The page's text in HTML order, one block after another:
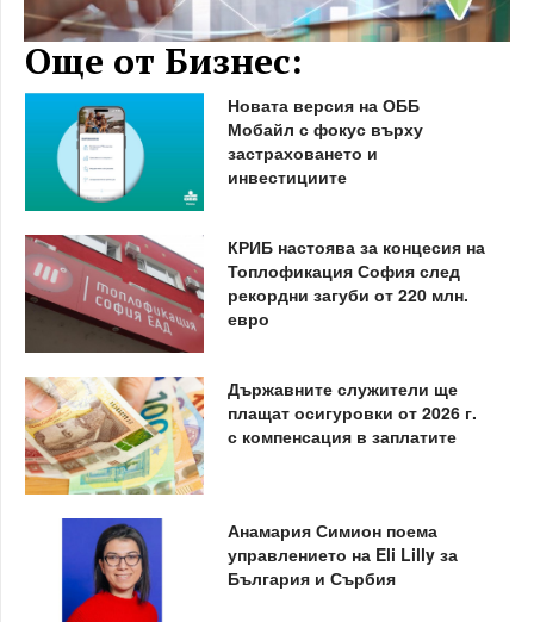
Още от Бизнес:
Новата версия на ОББ
Мобайл с фокус върху
застраховането и
инвестициите
КРИБ настоява за концесия на
Топлофикация София след
рекордни загуби от 220 млн.
евро
Държавните служители ще
плащат осигуровки от 2026 г.
с компенсация в заплатите
Анамария Симион поема
управлението на Eli Lilly за
България и Сърбия